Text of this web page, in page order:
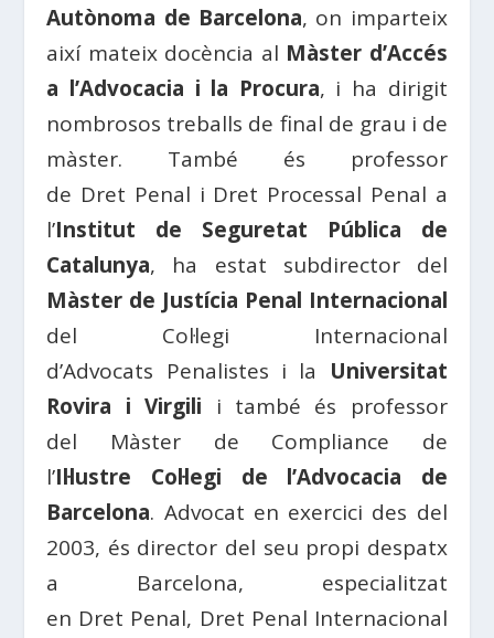
Autònoma de Barcelona, on imparteix
així mateix docència al Màster d’Accés
a l’Advocacia i la Procura, i ha dirigit
nombrosos treballs de final de grau i de
màster. També és professor
de Dret Penal i Dret Processal Penal a
l’Institut de Seguretat Pública de
Catalunya, ha estat subdirector del
Màster de Justícia Penal Internacional
del Col·legi Internacional
d’Advocats Penalistes i la Universitat
Rovira iVirgili i també és professor
del Màsterde Compliance de
l’Il·lustre Col·legi de l’Advocacia de
Barcelona. Advocat en exercici des del
2003, és director del seu propi despatx
a Barcelona, especialitzat
en Dret Penal, Dret Penal Internacional